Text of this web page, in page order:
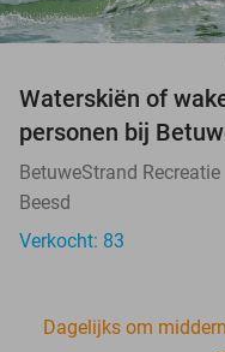
Waterskiën of
personen bij
BetuweStrand Recreatie
Beesd
Verkocht: 83
Dagelijks om